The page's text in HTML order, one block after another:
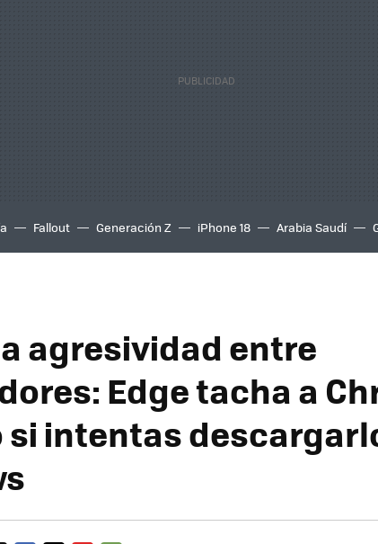
Fallout Generación Z iPhone 18 Arabia Saudí
agresividad entre
Edge tacha a
intentas